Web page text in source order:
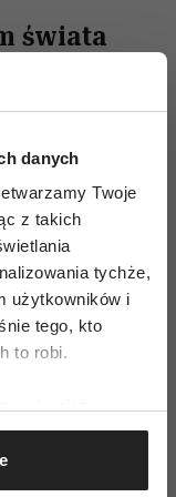
danych
Twoje
z takich
tychże,
użytkowników i
tego, kto
to robi.
lokalizacji
do kilku metrów
aktywnie
świata
w pierwszej
a w
siedem.
między
i Muzeum
gitary
Lipową,